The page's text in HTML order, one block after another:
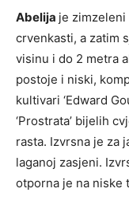
Abelija je
crvenkasti, a zatim
visinu i do 2 metra
postoje i niski,
kultivari ‘Edward
‘Prostrata’ bijelih
rasta. Izvrsna je za
laganoj zasjeni.
otporna je na niske